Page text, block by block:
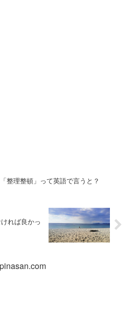
「整理整頓」って英語で言うと？
れば良かっ
pinasan.com